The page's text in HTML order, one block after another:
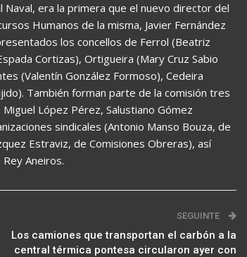
era la primera que el nuevo director del
Humanos de la misma, Javier Fernández
los concellos de Ferrol (Beatriz
Cortizas), Ortigueira (Mary Cruz Sabio
(Valentín González Formoso), Cedeira
También forman parte de la comisión tres
López Pérez, Salustiano Gómez
sindicales (Antonio Manso Bouza, de
Estraviz, de Comisiones Obreras), así
Aneiros.
SEGUINTE
Los camiones que transportan el carbón a la
central térmica pontesa circularon ayer con